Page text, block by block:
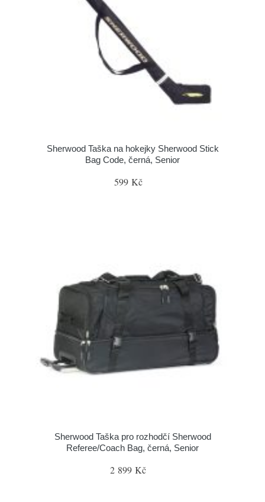
Sherwood Taška na hokejky Sherwood Stick
Bag Code, černá, Senior
599 Kč
Sherwood Taška pro rozhodčí Sherwood
Referee/Coach Bag, černá, Senior
2 899 Kč